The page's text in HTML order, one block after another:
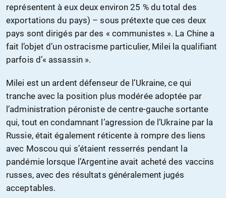
représentent à eux deux environ 25 % du total des
exportations du pays) – sous prétexte que ces deux
pays sont dirigés par des « communistes ». La Chine a
fait l’objet d’un ostracisme particulier, Milei la qualifiant
parfois d’« assassin ».
Milei est un ardent défenseur de l’Ukraine, ce qui
tranche avec la position plus modérée adoptée par
l’administration péroniste de centre-gauche sortante
qui, tout en condamnant l’agression de l’Ukraine par la
Russie, était également réticente à rompre des liens
avec Moscou qui s’étaient resserrés pendant la
pandémie lorsque l’Argentine avait acheté des vaccins
russes, avec des résultats généralement jugés
acceptables.